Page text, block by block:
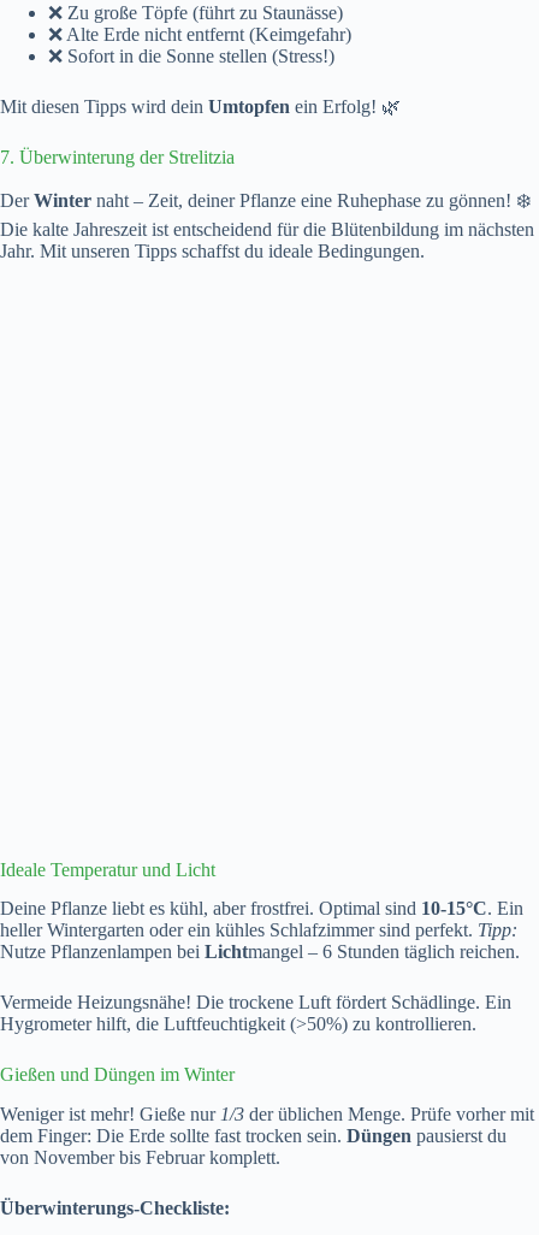
❌ Zu große Töpfe (führt zu Staunässe)
❌ Alte Erde nicht entfernt (Keimgefahr)
❌ Sofort in die Sonne stellen (Stress!)
Mit diesen Tipps wird dein Umtopfen ein Erfolg! 🌿
7. Überwinterung der Strelitzia
DerWinter naht – Zeit, deiner Pflanze eine Ruhephase zu gönnen! ❄️
Die kalte Jahreszeit ist entscheidend für die Blütenbildung im nächsten
Jahr. Mit unseren Tipps schaffst du ideale Bedingungen.
Ideale Temperatur und Licht
Deine Pflanze liebt es kühl, aber frostfrei. Optimal sind 10-15°C. Ein
heller Wintergarten oder ein kühles Schlafzimmer sind perfekt. Tipp:
Nutze Pflanzenlampen bei Lichtmangel – 6 Stunden täglich reichen.
Vermeide Heizungsnähe! Die trockene Luft fördert Schädlinge. Ein
Hygrometer hilft, die Luftfeuchtigkeit (>50%) zu kontrollieren.
Gießen und Düngen im Winter
Weniger ist mehr! Gieße nur 1/3 der üblichen Menge. Prüfe vorher mit
dem Finger: Die Erde sollte fast trocken sein. Düngen pausierst du
von November bis Februar komplett.
Überwinterungs-Checkliste: